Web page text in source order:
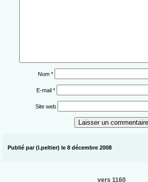
Nom *
E-mail *
Site web
Publié par (l.peltier) le 8 décembre 2008
vers 1160